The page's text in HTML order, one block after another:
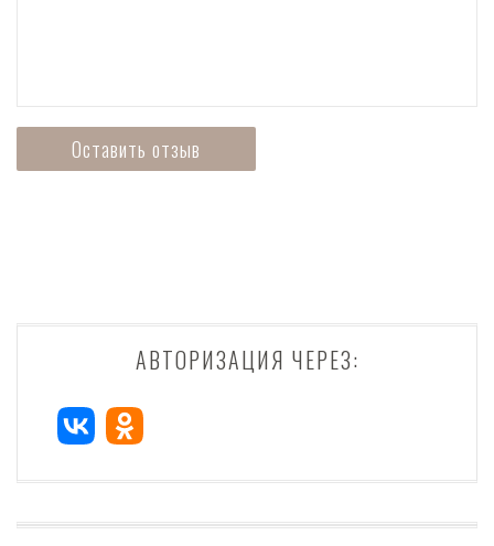
АВТОРИЗАЦИЯ ЧЕРЕЗ: